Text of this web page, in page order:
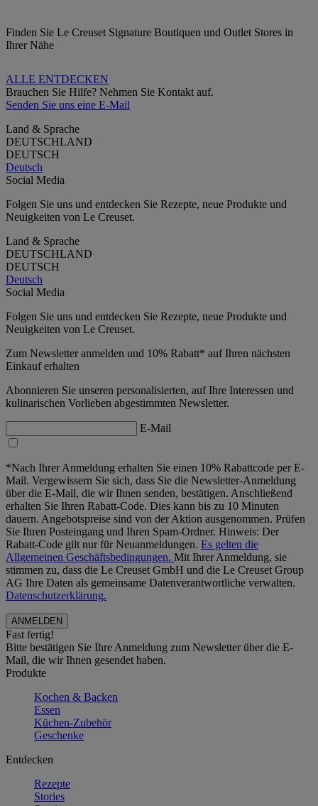
Finden Sie Le Creuset Signature Boutiquen und Outlet Stores in
Ihrer Nähe
ALLE ENTDECKEN
Brauchen Sie Hilfe? Nehmen Sie Kontakt auf.
Senden Sie uns eine E-Mail
Land & Sprache
DEUTSCHLAND
DEUTSCH
Deutsch
Social Media
Folgen Sie uns und entdecken Sie Rezepte, neue Produkte und
Neuigkeiten von Le Creuset.
Land & Sprache
DEUTSCHLAND
DEUTSCH
Deutsch
Social Media
Folgen Sie uns und entdecken Sie Rezepte, neue Produkte und
Neuigkeiten von Le Creuset.
Zum Newsletter anmelden und 10% Rabatt* auf Ihren nächsten
Einkauf erhalten
Abonnieren Sie unseren personalisierten, auf Ihre Interessen und
kulinarischen Vorlieben abgestimmten Newsletter.
E-Mail
*Nach Ihrer Anmeldung erhalten Sie einen 10% Rabattcode per E-
Mail. Vergewissern Sie sich, dass Sie die Newsletter-Anmeldung
über die E-Mail, die wir Ihnen senden, bestätigen. Anschließend
erhalten Sie Ihren Rabatt-Code. Dies kann bis zu 10 Minuten
dauern. Angebotspreise sind von der Aktion ausgenommen. Prüfen
Sie Ihren Posteingang und Ihren Spam-Ordner. Hinweis: Der
Rabatt-Code gilt nur für Neuanmeldungen. Es gelten die
Allgemeinen Geschäftsbedingungen. Mit Ihrer Anmeldung, sie
stimmen zu, dass die Le Creuset GmbH und die Le Creuset Group
AG Ihre Daten als gemeinsame Datenverantwortliche verwalten.
Datenschutzerklärung.
Fast fertig!
Bitte bestätigen Sie Ihre Anmeldung zum Newsletter über die E-
Mail, die wir Ihnen gesendet haben.
Produkte
Kochen & Backen
Essen
Küchen-Zubehör
Geschenke
Entdecken
Rezepte
Stories